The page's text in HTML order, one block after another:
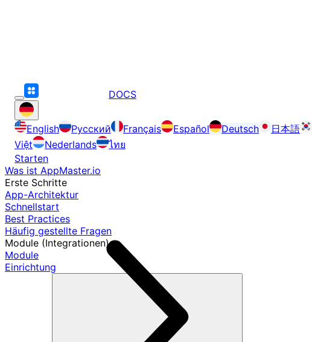
DOCS
English Русский Français Español Deutsch 日本語
Việt
Nederlands
ไทย
Starten
Was ist AppMaster.io
Erste Schritte
App-Architektur
Schnellstart
Best Practices
Häufig gestellte Fragen
Module (Integrationen)
Module
Einrichtung